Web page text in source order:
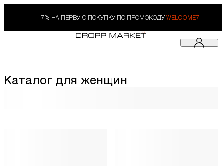
-7% НА ПЕРВУЮ ПОКУПКУ ПО ПРОМОКОДУ WELCOME7
Каталог для женщин